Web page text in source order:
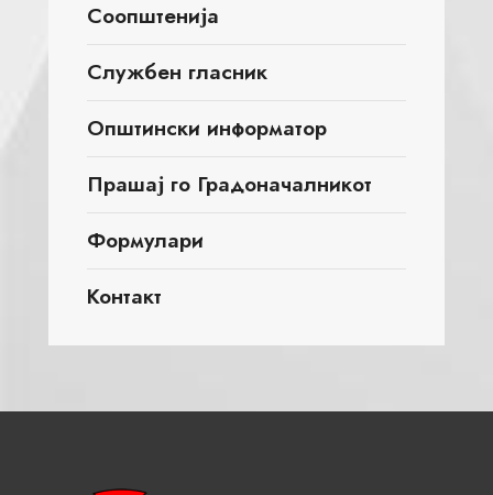
Соопштенија
Службен гласник
Општински информатор
Прашај го Градоначалникот
Формулари
Контакт